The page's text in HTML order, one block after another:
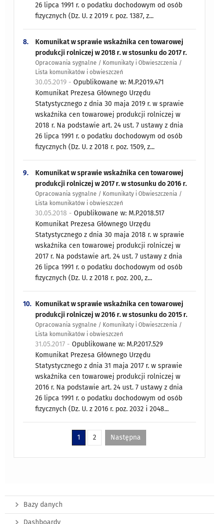
26 lipca 1991 r. o podatku dochodowym od osób
fizycznych (Dz. U. z 2019 r. poz. 1387, z...
8.
Komunikat w sprawie wskaźnika cen towarowej
produkcji rolniczej w 2018 r. w stosunku do 2017 r.
Opracowania sygnalne / Komunikaty i Obwieszczenia /
Lista komunikatów i obwieszczeń
30.05.2019 -Opublikowane w: M.P.2019.471
Komunikat Prezesa Głównego Urzędu
Statystycznego z dnia 30 maja 2019 r. w sprawie
wskaźnika cen towarowej produkcji rolniczej w
2018 r. Na podstawie art. 24 ust. 7 ustawy z dnia
26 lipca 1991 r. o podatku dochodowym od osób
fizycznych (Dz. U. z 2018 r. poz. 1509, z...
9.
Komunikat w sprawie wskaźnika cen towarowej
produkcji rolniczej w 2017 r. w stosunku do 2016 r.
Opracowania sygnalne / Komunikaty i Obwieszczenia /
Lista komunikatów i obwieszczeń
30.05.2018 -Opublikowane w: M.P.2018.517
Komunikat Prezesa Głównego Urzędu
Statystycznego z dnia 30 maja 2018 r. w sprawie
wskaźnika cen towarowej produkcji rolniczej w
2017 r. Na podstawie art. 24 ust. 7 ustawy z dnia
26 lipca 1991 r. o podatku dochodowym od osób
fizycznych (Dz. U. z 2018 r. poz. 200, z...
10. Komunikat w sprawie wskaźnika cen towarowej
produkcji rolniczej w 2016 r. w stosunku do 2015 r.
Opracowania sygnalne / Komunikaty i Obwieszczenia /
Lista komunikatów i obwieszczeń
31.05.2017 -Opublikowane w: M.P.2017.529
Komunikat Prezesa Głównego Urzędu
Statystycznego z dnia 31 maja 2017 r. w sprawie
wskaźnika cen towarowej produkcji rolniczej w
2016 r. Na podstawie art. 24 ust. 7 ustawy z dnia
26 lipca 1991 r. o podatku dochodowym od osób
fizycznych (Dz. U. z 2016 r. poz. 2032 i 2048...
1 2 Następna
Bazy danych
Dashboardy